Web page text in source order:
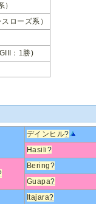
）
スローズ系）
：1勝)
デインヒル?
Hasili?
Bering?
Guapa?
Itajara?